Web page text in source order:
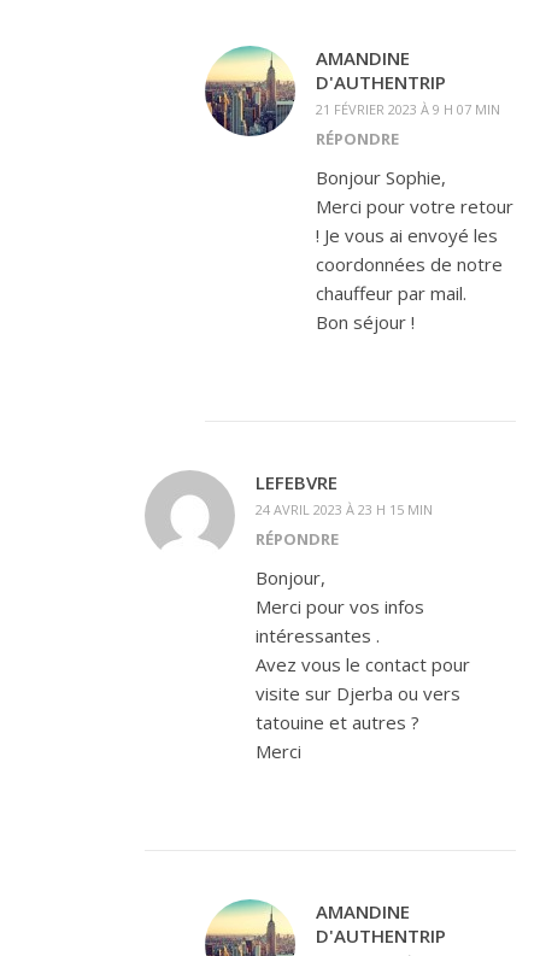
AMANDINE
D'AUTHENTRIP
21 FÉVRIER 2023 À 9 H 07 MIN
RÉPONDRE
Bonjour Sophie,
Merci pour votre retour
! Je vous ai envoyé les
coordonnées de notre
chauffeur par mail.
Bon séjour !
LEFEBVRE
24 AVRIL 2023 À 23 H 15 MIN
RÉPONDRE
Bonjour,
Merci pour vos infos
intéressantes .
Avez vous le contact pour
visite sur Djerba ou vers
tatouine et autres ?
Merci
AMANDINE
D'AUTHENTRIP